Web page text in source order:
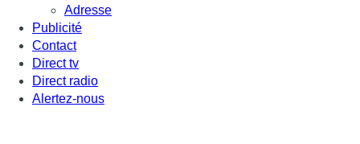
Adresse
Publicité
Contact
Direct tv
Direct radio
Alertez-nous